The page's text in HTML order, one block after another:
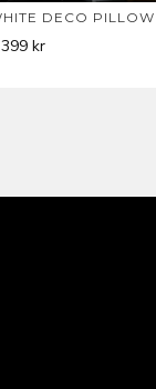
DECO PILLOW
399kr